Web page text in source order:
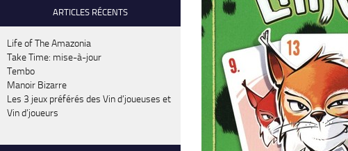
ARTICLES RÉCENTS
Life of The Amazonia
Take Time: mise-à-jour
Tembo
Manoir Bizarre
Les 3 jeux préférés des Vin d’joueuses et
Vin d’joueurs